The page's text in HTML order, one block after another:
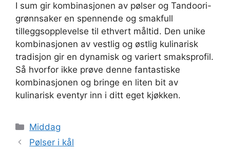
I sum gir kombinasjonen av pølser og Tandoori-
grønnsaker en spennende og smakfull
tilleggsopplevelse til ethvert måltid. Den unike
kombinasjonen av vestlig og østlig kulinarisk
tradisjon gir en dynamisk og variert smaksprofil.
Så hvorfor ikke prøve denne fantastiske
kombinasjonen og bringe en liten bit av
kulinarisk eventyr inn i ditt eget kjøkken.
Kategorier
Middag
Pølser i kål